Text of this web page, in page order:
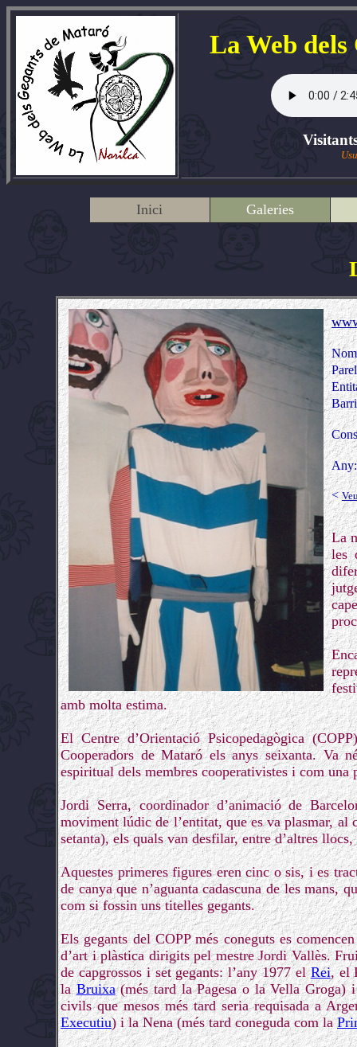
La Web
Inici Galeries
<
La
les
amb molta estima.
El Centre d’Orientació Psicopedagògica
Cooperadors de Mataró els anys seixanta. Va
espiritual dels membres cooperativistes i com
Jordi Serra, coordinador d’animació de
moviment lúdic de l’entitat, que es va plasmar,
setanta), els quals van desfilar, entre d’altres
Aquestes primeres figures eren cinc o sis, i es
de canya que n’aguanta cadascuna de les mans,
com si fossin uns titelles gegants.
Els gegants del COPP més coneguts es
d’art i plàstica dirigits pel mestre Jordi Vallès.
de capgrossos i set gegants: l’any 1977 elRei, el
laBruixa(més tard la Pagesa o la Vella Groga) i
civils que mesos més tard seria requisada a
Executiu) i la Nena (més tard coneguda com la